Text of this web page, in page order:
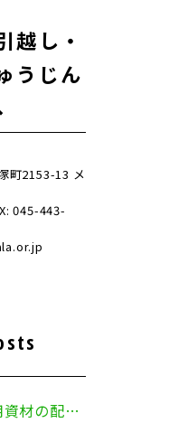
越し・
うじん
町2153-13 メ
045-443-
2026年8月5日撮影用資材の配送（鎌倉市⇒港区）